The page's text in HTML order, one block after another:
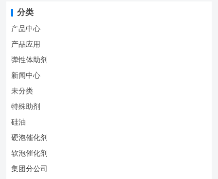
分类
产品中心
产品应用
弹性体助剂
新闻中心
未分类
特殊助剂
硅油
硬泡催化剂
软泡催化剂
集团分公司